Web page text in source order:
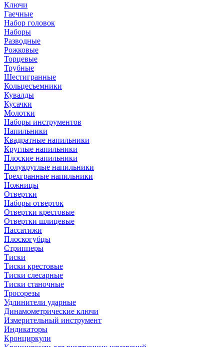
Ключи
Гаечные
Набор головок
Наборы
Разводные
Рожковые
Торцевые
Трубные
Шестигранные
Кольцесъемники
Кувалды
Кусачки
Молотки
Наборы инструментов
Напильники
Квадратные напильники
Круглые напильники
Плоские напильники
Полукруглые напильники
Трехгранные напильники
Ножницы
Отвертки
Наборы отверток
Отвертки крестовые
Отвертки шлицевые
Пассатижи
Плоскогубцы
Стрипперы
Тиски
Тиски крестовые
Тиски слесарные
Тиски станочные
Тросорезы
Удлинители ударные
Динамометрические ключи
Измерительный инструмент
Индикаторы
Кронциркули